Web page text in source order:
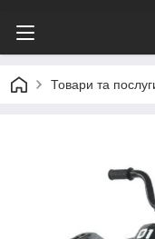
Товари та